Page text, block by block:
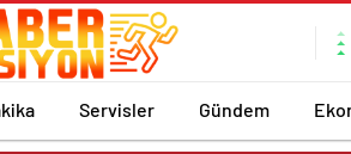
Servisler Gündem